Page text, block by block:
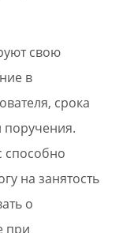
свою
в
срока
поручения.
способно
на занятость
о
при